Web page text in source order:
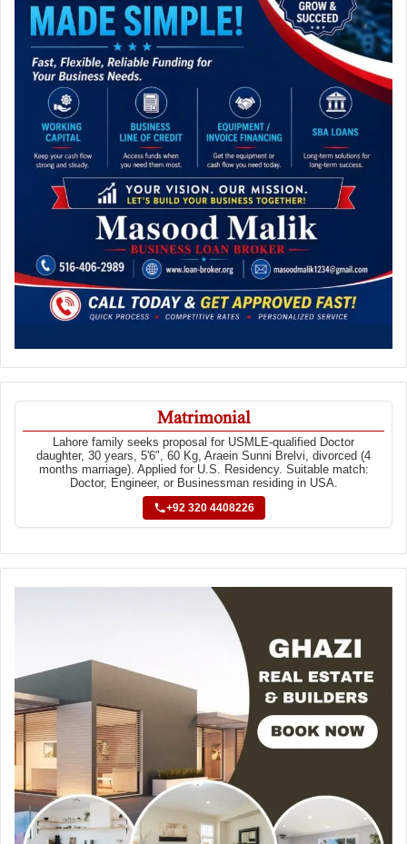
Matrimonial
Lahore family seeks proposal for USMLE-qualified Doctor
daughter, 30 years, 5'6", 60 Kg, Araein Sunni Brelvi, divorced (4
months marriage). Applied for U.S. Residency. Suitable match:
Doctor, Engineer, or Businessman residing in USA.
+92 320 4408226